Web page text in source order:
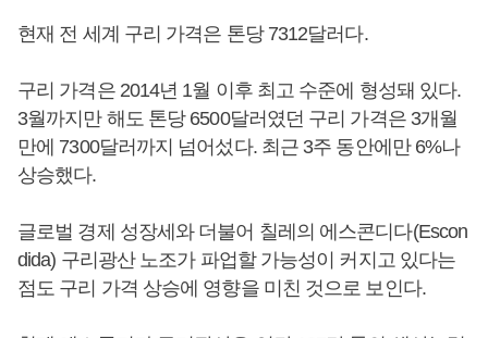
현재 전 세계 구리 가격은 톤당 7312달러다.
구리 가격은 2014년 1월 이후 최고 수준에 형성돼 있다.
3월까지만 해도 톤당 6500달러였던 구리 가격은 3개월
만에 7300달러까지 넘어섰다. 최근 3주 동안에만 6%나
상승했다.
글로벌 경제 성장세와 더불어 칠레의 에스콘디다(Escon
dida) 구리광산 노조가 파업할 가능성이 커지고 있다는
점도 구리 가격 상승에 영향을 미친 것으로 보인다.